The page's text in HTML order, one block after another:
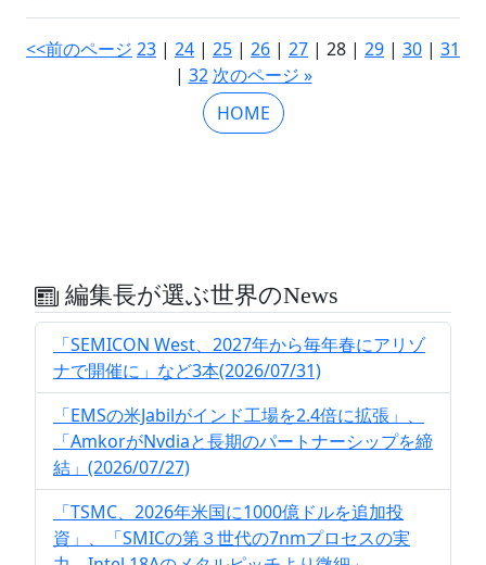
<<前のページ 23 | 24 | 25 | 26 | 27 | 28 | 29 | 30 | 31
| 32 次のページ »
HOME
編集長が選ぶ世界のNews
「SEMICON West、2027年から毎年春にアリゾ
ナで開催に」など3本(2026/07/31)
「EMSの米Jabilがインド工場を2.4倍に拡張」、
「AmkorがNvdiaと長期のパートナーシップを締
結」(2026/07/27)
「TSMC、2026年米国に1000億ドルを追加投
資」、「SMICの第３世代の7nmプロセスの実